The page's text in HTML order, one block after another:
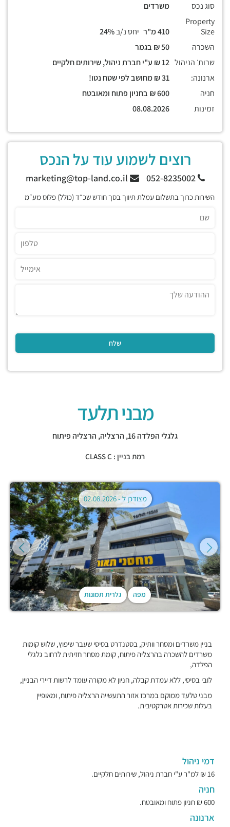
סוג נכס
משרדים
Property
Size
יחס נ/ב
השכרה
שרות׳ הניהול
ארנונה:
חניה
זמינות
רוצים לשמוע עוד על הנכס
052-8235002
השירות כרוך בתשלום עמלת תיווך בסך חודש שכ״ד (כולל) פלוס מע״מ
מבני תלעד
גלגלי הפלדה 16, הרצליה, הרצליה פיתוח
רמת בניין : CLASS C
מפה גלרית תמונות
מצודכן ל -02.08.2026
בניין משרדים ומסחר וותיק, בסטנדרט בסיסי שעבר שיפוץ, שלוש קומות
משרדים להשכרה בהרצליה פיתוח, קומת מסחר חזיתית לרחוב גלגלי
הפלדה,
לובי בסיסי, ללא עמדת קבלה, חניון לא מקורה עומד לרשות דיירי הבניין,
מבני טלעד ממוקם במרכז אזור התעשייה הרצליה פיתוח, ומאופיין
בעלות שכירות אטרקטיבית.
דמי ניהול
16 ₪ למ"ר ע"י חברת ניהול, שירותים חלקיים.
חניה
600 ₪ חניון פתוח ומאובטח.
ארנונה